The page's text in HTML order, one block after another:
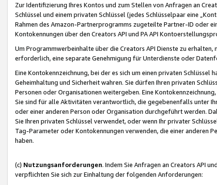
Zur Identifizierung Ihres Kontos und zum Stellen von Anfragen an
Schlüssel und einem privaten Schlüssel (jedes Schlüsselpaar eine
Rahmen des Amazon-Partnerprogramms zugeteilte Partner-ID oder
Kontokennungen über den Creators API und PA API
Um Programmwerbeinhalte über die Creators API Dienste zu
erforderlich, eine separate Genehmigung für Unterdienste oder
Eine Kontokennzeichnung, bei der es sich um einen privaten
Geheimhaltung und Sicherheit wahren. Sie dürfen Ihren privaten
Personen oder Organisationen weitergeben. Eine
Sie sind für alle Aktivitäten verantwortlich, die gegebenenfalls unter
oder einer anderen Person oder Organisation durchgeführt werden.
Sie Ihren privaten Schlüssel verwendet, oder wenn Ihr privater
Tag-Parameter oder Kontokennungen verwenden, die einer anderen
haben.
(c) Nutzungsanforderungen. Indem Sie Anfragen an Creators API
verpflichten Sie sich zur Einhaltung der folgenden Anforderungen: